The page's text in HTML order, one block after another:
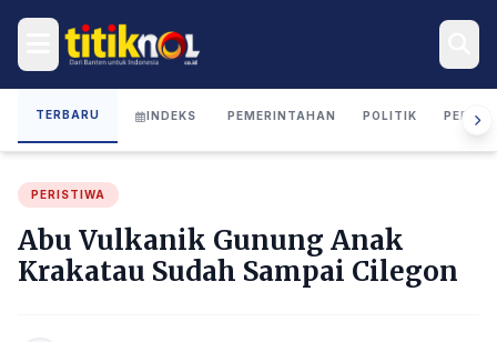
TERBARU INDEKS PEMERINTAHAN POLITIK
PERISTIWA
Abu Vulkanik Gunung Anak
Krakatau Sudah Sampai Cilegon